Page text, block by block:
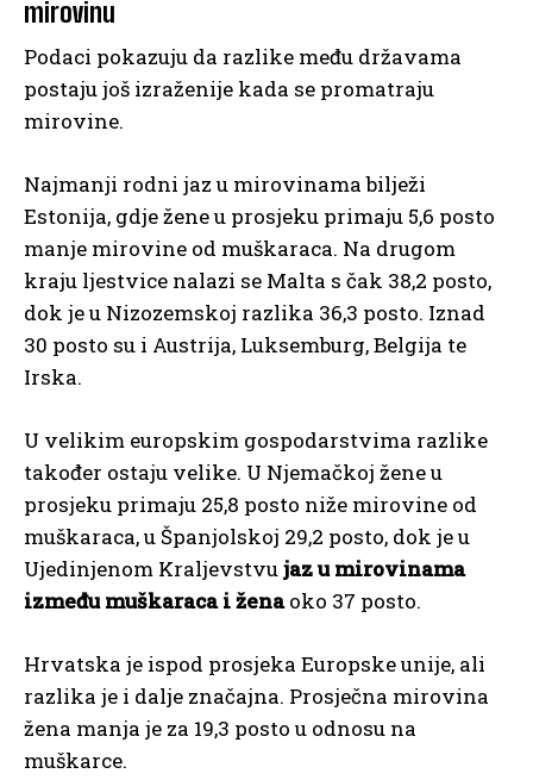
mirovinu
Podaci pokazuju da razlike među državama
postaju još izraženije kada se promatraju
mirovine.
Najmanji rodni jaz u mirovinama bilježi
Estonija, gdje žene u prosjeku primaju 5,6 posto
manje mirovine od muškaraca. Na drugom
kraju ljestvice nalazi se Malta s čak 38,2 posto,
dok je u Nizozemskoj razlika 36,3 posto. Iznad
30 posto su i Austrija, Luksemburg, Belgija te
Irska.
U velikim europskim gospodarstvima razlike
također ostaju velike. U Njemačkoj žene u
prosjeku primaju 25,8 posto niže mirovine od
muškaraca, u Španjolskoj 29,2 posto, dok je u
Ujedinjenom Kraljevstvujaz u mirovinama
između muškaraca i ženaoko 37 posto.
Hrvatska je ispod prosjeka Europske unije, ali
razlika je i dalje značajna. Prosječna mirovina
žena manja je za 19,3 posto u odnosu na
muškarce.